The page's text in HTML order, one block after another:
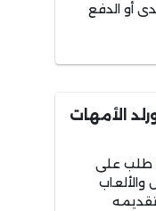
أو الدفع
الأمهات
طلب على
تقديمه